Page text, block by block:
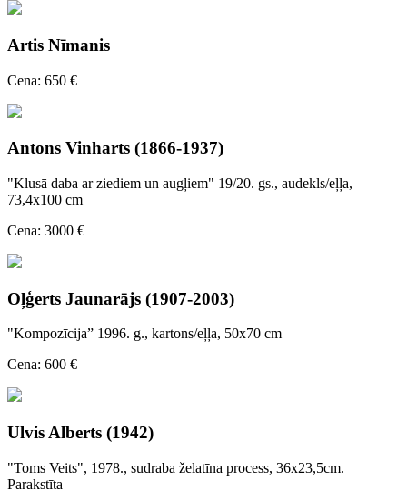
Artis Nīmanis
Cena: 650 €
Antons Vinharts (1866-1937)
"Klusā daba ar ziediem un augļiem" 19/20. gs., audekls/eļļa,
73,4x100 cm
Cena: 3000 €
Oļģerts Jaunarājs (1907-2003)
"Kompozīcija” 1996. g., kartons/eļļa, 50x70 cm
Cena: 600 €
Ulvis Alberts (1942)
"Toms Veits", 1978., sudraba želatīna process, 36x23,5cm.
Parakstīta